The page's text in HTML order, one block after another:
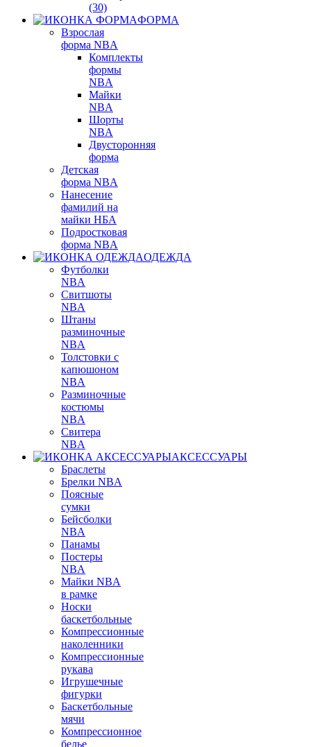
(30)
ФОРМА
Взрослая
форма NBA
Комплекты
формы
NBA
Майки
NBA
Шорты
NBA
Двусторонняя
форма
Детская
форма NBA
Нанесение
фамилий на
майки НБА
Подростковая
форма NBA
ОДЕЖДА
Футболки
NBA
Свитшоты
NBA
Штаны
разминочные
NBA
Толстовки с
капюшоном
NBA
Разминочные
костюмы
NBA
Свитера
NBA
АКСЕССУАРЫ
Браслеты
Брелки NBA
Поясные
сумки
Бейсболки
NBA
Панамы
Постеры
NBA
Майки NBA
в рамке
Носки
баскетбольные
Компрессионные
наколенники
Компрессионные
рукава
Игрушечные
фигурки
Баскетбольные
мячи
Компрессионное
белье